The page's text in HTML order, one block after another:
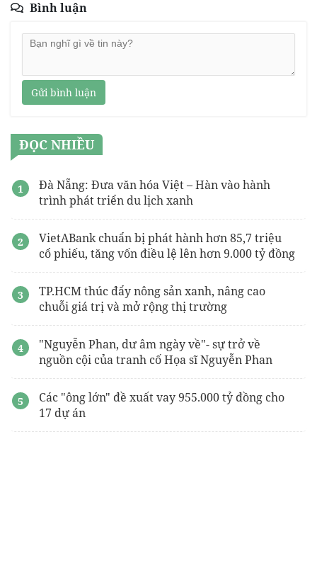
Bình luận
Gửi bình luận
ĐỌC NHIỀU
Đà Nẵng: Đưa văn hóa Việt – Hàn vào hành
trình phát triển du lịch xanh
VietABank chuẩn bị phát hành hơn 85,7 triệu
cổ phiếu, tăng vốn điều lệ lên hơn 9.000 tỷ đồng
TP.HCM thúc đẩy nông sản xanh, nâng cao
chuỗi giá trị và mở rộng thị trường
"Nguyễn Phan, dư âm ngày về"- sự trở về
nguồn cội của tranh cố Họa sĩ Nguyễn Phan
Các "ông lớn" đề xuất vay 955.000 tỷ đồng cho
17 dự án